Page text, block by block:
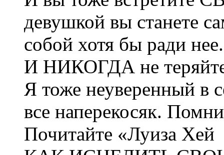
девушкой вы станете
собой хотя бы ради нее.
И НИКОГДА не теряйте
Я тоже неуверенный в
все наперекосяк.
Почитайте «Луиза Хей